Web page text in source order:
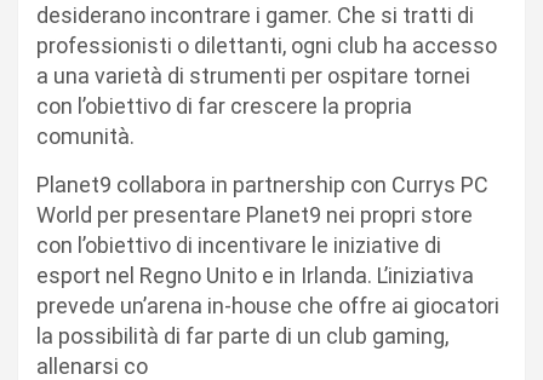
desiderano incontrare i gamer. Che si tratti di
professionisti o dilettanti, ogni club ha accesso
a una varietà di strumenti per ospitare tornei
con l’obiettivo di far crescere la propria
comunità.
Planet9 collabora in partnership con Currys PC
World per presentare Planet9 nei propri store
con l’obiettivo di incentivare le iniziative di
esport nel Regno Unito e in Irlanda. L’iniziativa
prevede un’arena in-house che offre ai giocatori
la possibilità di far parte di un club gaming,
allenarsi co